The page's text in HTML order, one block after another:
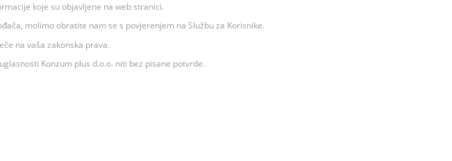
koje su objavljene na web stranici.
molimo obratite nam se s povjerenjem na Službu za Korisnike.
na vaša zakonska prava.
Konzum plus d.o.o. niti bez pisane potvrde.